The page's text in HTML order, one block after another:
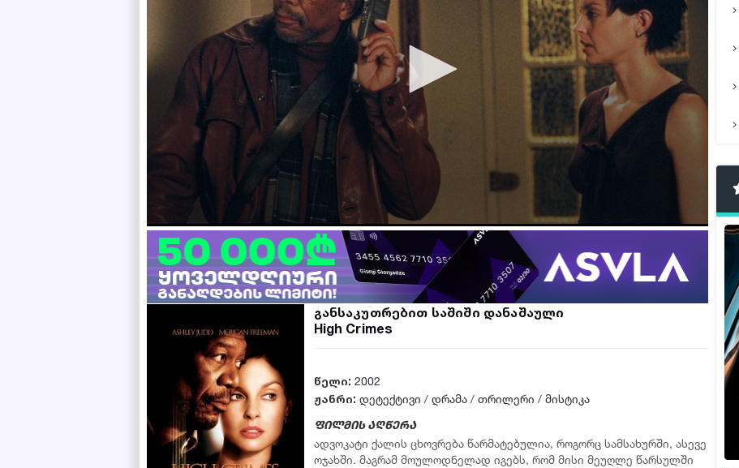
განსაკუთრებით საშიში დანაშაული
High Crimes
წელი: 2002
ჟანრი: დეტექტივი / დრამა/ თრილერი / მისტიკა
ფილმის აღწერა
ადვოკატი ქალის ცხოვრება წარმატებულია, როგორც სამსახურში, ასევე
ოჯახში. მაგრამ მოულოდნელად იგებს, რომ მისი მეუღლე წარსულში